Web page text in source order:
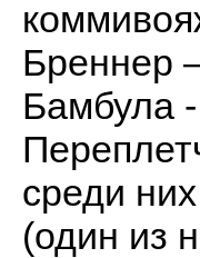
Бреннер
Бамбула
среди
(один из